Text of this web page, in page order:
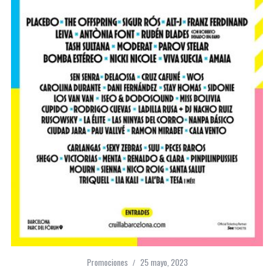
Promociones 25 mayo, 2023